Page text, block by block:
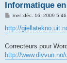
Informatique
M
s
s
g
e
mer. déc. 16, 2009
http://
Correcteurs pour
http://